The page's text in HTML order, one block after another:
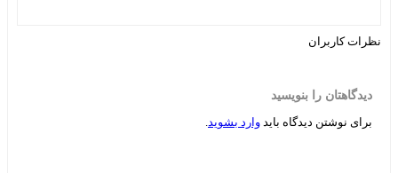
نظرات کاربران
دیدگاهتان را بنویسید
برای نوشتن دیدگاه باید وارد بشوید